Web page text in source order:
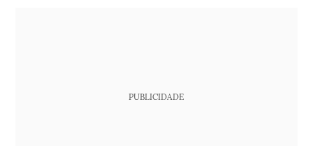
PUBLICIDADE